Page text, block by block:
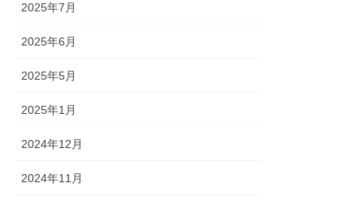
2025年7月
2025年6月
2025年5月
2025年1月
2024年12月
2024年11月